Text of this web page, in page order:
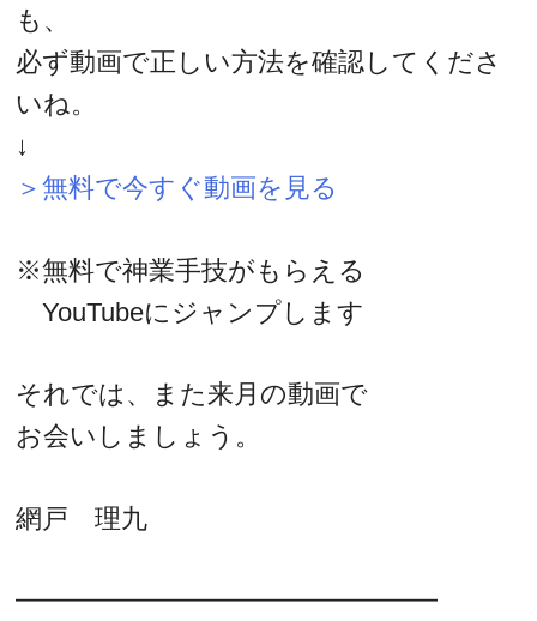
も、
必ず動画で正しい方法を確認してくださ
いね。
↓
＞無料で今すぐ動画を見る
※無料で神業手技がもらえる
YouTubeにジャンプします
それでは、また来月の動画で
お会いしましょう。
網戸 理九
━━━━━━━━━━━━━━━━